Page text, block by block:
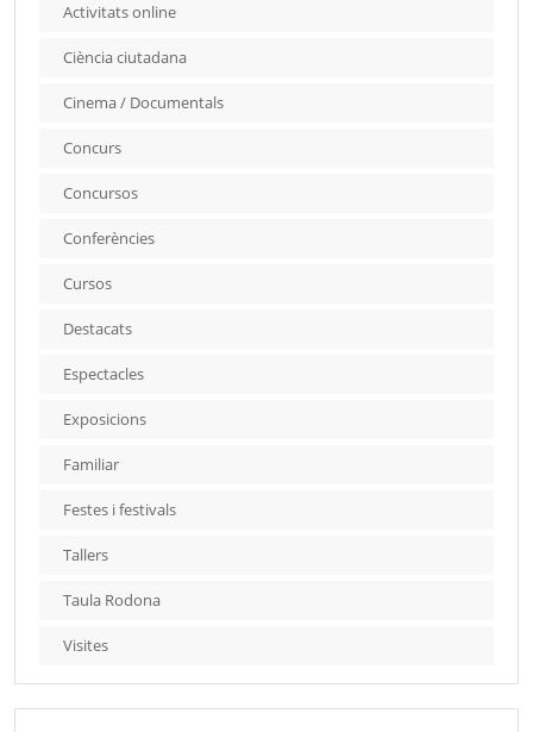
Activitats online
Ciència ciutadana
Cinema / Documentals
Concurs
Concursos
Conferències
Cursos
Destacats
Espectacles
Exposicions
Familiar
Festes i festivals
Tallers
Taula Rodona
Visites